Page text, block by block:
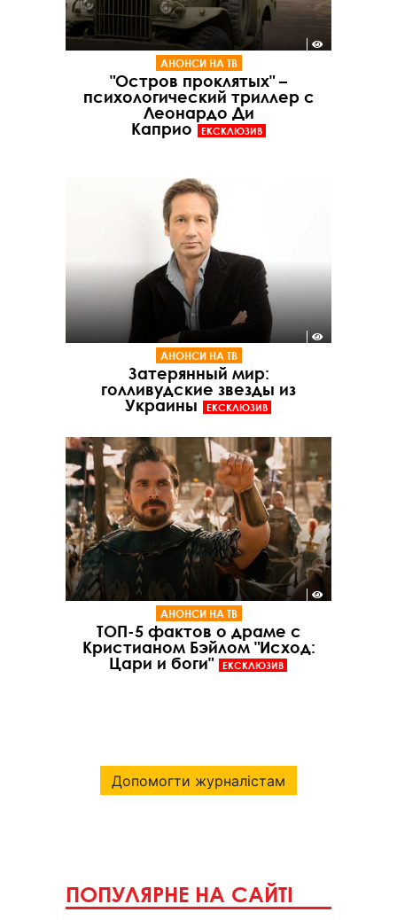
АНОНСИ НА ТВ
"Остров проклятых" –
психологический триллер с
Леонардо Ди
Каприо
ЕКСКЛЮЗИВ
АНОНСИ НА ТВ
Затерянный мир:
голливудские звезды из
Украины
ЕКСКЛЮЗИВ
АНОНСИ НА ТВ
ТОП-5 фактов о драме с
Кристианом Бэйлом "Исход:
Цари и боги"
ЕКСКЛЮЗИВ
Допомогти журналістам
ПОПУЛЯРНЕ НА САЙТІ